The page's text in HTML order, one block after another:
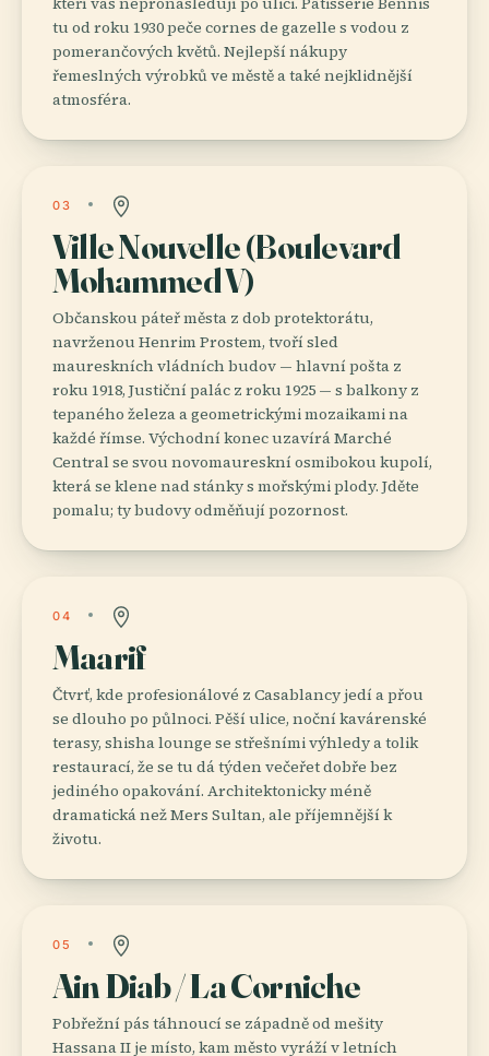
tu od roku 1930 peče cornes de gazelle s vodou z
pomerančových květů. Nejlepší nákupy
řemeslných výrobků ve městě a také nejklidnější
atmosféra.
03
Ville Nouvelle (Boulevard
Mohammed V)
Občanskou páteř města z dob protektorátu,
navrženou Henrim Prostem, tvoří sled
maureskních vládních budov — hlavní pošta z
roku 1918, Justiční palác z roku 1925 — s balkony z
tepaného železa a geometrickými mozaikami na
každé římse. Východní konec uzavírá Marché
Central se svou novomaureskní osmibokou kupolí,
která se klene nad stánky s mořskými plody. Jděte
pomalu; ty budovy odměňují pozornost.
04
Maarif
Čtvrť, kde profesionálové z Casablancy jedí a přou
se dlouho po půlnoci. Pěší ulice, noční kavárenské
terasy, shisha lounge se střešními výhledy a tolik
restaurací, že se tu dá týden večeřet dobře bez
jediného opakování. Architektonicky méně
dramatická než Mers Sultan, ale příjemnější k
životu.
05
Ain Diab / La Corniche
Pobřežní pás táhnoucí se západně od mešity
Hassana II je místo, kam město vyráží v letních